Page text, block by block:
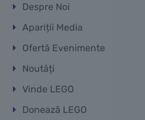
Despre Noi
Apariții Media
Ofertă Evenimente
Noutăți
Vinde LEGO
Donează LEGO